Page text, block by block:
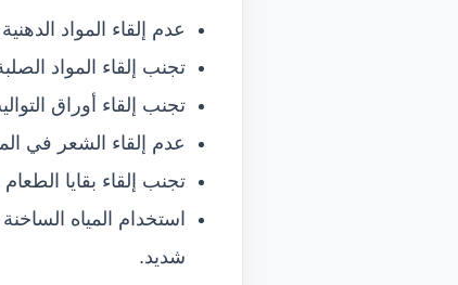
عدم إلقاء المواد
تجنب إلقاء المواد
تجنب إلقاء أوراق
عدم إلقاء الشعر في
تجنب إلقاء بقايا
استخدام المياه
شديد.